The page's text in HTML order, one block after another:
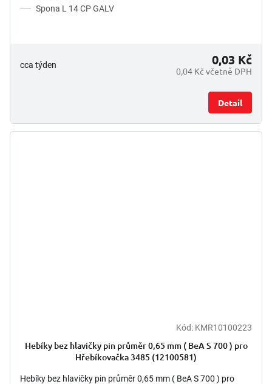
Spona L 14 CP GALV
cca týden
0,04 Kč včetně DPH
0,03 Kč
Detail
Kód: KMR10100223
Hebíky bez hlavičky pin průměr 0,65 mm ( BeA S 700 ) pro
Hřebíkovačka 3485 (12100581)
Hebíky bez hlavičky pin průměr 0,65 mm ( BeA S 700 ) pro